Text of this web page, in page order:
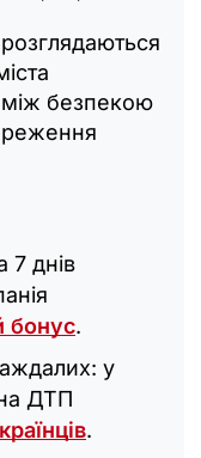
між безпекою
7 днів
бонус.
у
ДТП
.